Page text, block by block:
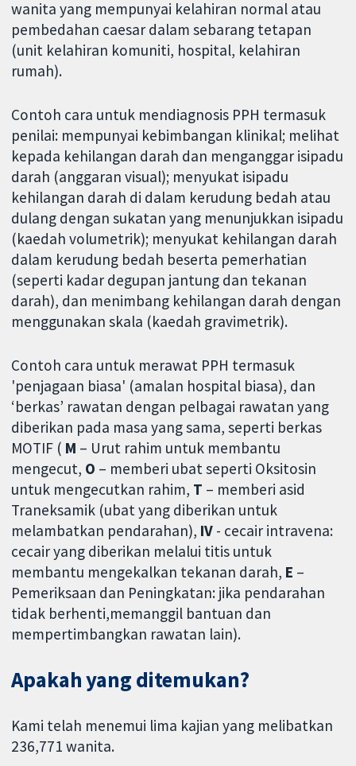
wanita yang mempunyai kelahiran normal atau
pembedahan caesar dalam sebarang tetapan
(unit kelahiran komuniti, hospital, kelahiran
rumah).
Contoh cara untuk mendiagnosis PPH termasuk
penilai: mempunyai kebimbangan klinikal; melihat
kepada kehilangan darah dan menganggar isipadu
darah (anggaran visual); menyukat isipadu
kehilangan darah di dalam kerudung bedah atau
dulang dengan sukatan yang menunjukkan isipadu
(kaedah volumetrik); menyukat kehilangan darah
dalam kerudung bedah beserta pemerhatian
(seperti kadar degupan jantung dan tekanan
darah), dan menimbang kehilangan darah dengan
menggunakan skala (kaedah gravimetrik).
Contoh cara untuk merawat PPH termasuk
'penjagaan biasa' (amalan hospital biasa), dan
‘berkas’ rawatan dengan pelbagai rawatan yang
diberikan pada masa yang sama, seperti berkas
MOTIF ( M – Urut rahim untuk membantu
mengecut, O – memberi ubat seperti Oksitosin
untuk mengecutkan rahim, T – memberi asid
Traneksamik (ubat yang diberikan untuk
melambatkan pendarahan), IV - cecair intravena:
cecair yang diberikan melalui titis untuk
membantu mengekalkan tekanan darah, E –
Pemeriksaan dan Peningkatan: jika pendarahan
tidak berhenti,memanggil bantuan dan
mempertimbangkan rawatan lain).
Apakah yang ditemukan?
Kami telah menemui lima kajian yang melibatkan
236,771 wanita.